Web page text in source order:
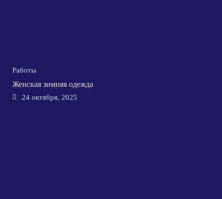
Работы
Женская зимняя одежда
24 октября, 2025